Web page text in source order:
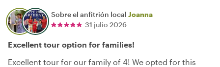
Sobre el anfitrión local Joanna
31 julio 2026
Excellent tour option for families!
Excellent tour for our family of 4! We opted for this